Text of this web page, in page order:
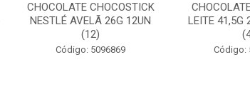
CHOCOLATE CHOCOSTICK
NESTLÉ AVELÃ 26G 12UN
(12)
Código: 5096869
LEITE 41,5G
Código: